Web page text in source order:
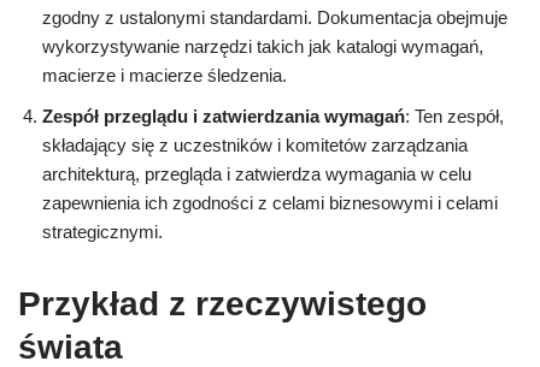
zgodny z ustalonymi standardami. Dokumentacja obejmuje
wykorzystywanie narzędzi takich jak katalogi wymagań,
macierze i macierze śledzenia.
Zespół przeglądu i zatwierdzania wymagań: Ten zespół,
składający się z uczestników i komitetów zarządzania
architekturą, przegląda i zatwierdza wymagania w celu
zapewnienia ich zgodności z celami biznesowymi i celami
strategicznymi.
Przykład z rzeczywistego
świata